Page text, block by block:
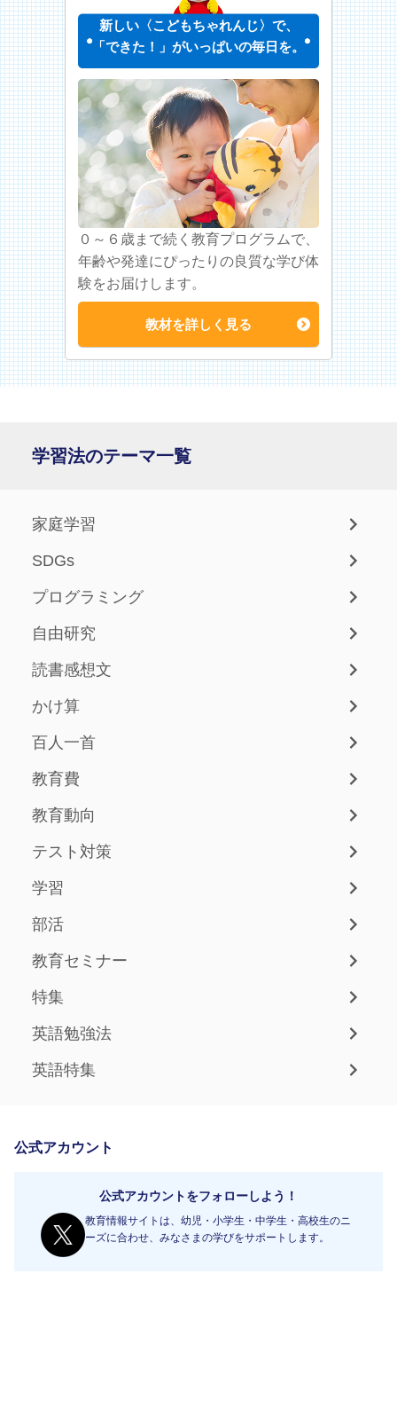
新しい〈こどもちゃれんじ〉で、
「できた！」がいっぱいの毎日を。
０～６歳まで続く教育プログラムで、
年齢や発達にぴったりの良質な学び体
験をお届けします。
教材を詳しく見る
学習法のテーマ一覧
家庭学習
SDGs
プログラミング
自由研究
読書感想文
かけ算
百人一首
教育費
教育動向
テスト対策
学習
部活
教育セミナー
特集
英語勉強法
英語特集
公式アカウント
公式アカウントをフォローしよう！
教育情報サイトは、幼児・小学生・中学生・高校生のニ
ーズに合わせ、みなさまの学びをサポートします。